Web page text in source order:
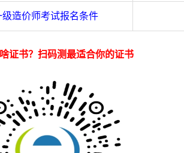
级造价师考试报名条件
证书？扫码测最适合你的证书